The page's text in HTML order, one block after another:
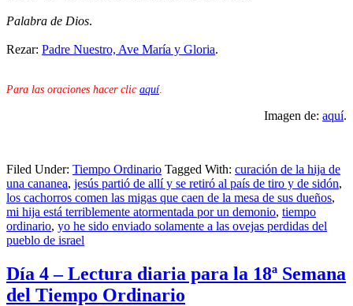
Palabra de Dios.
Rezar: Padre Nuestro, Ave María y Gloria.
Para las oraciones hacer clic aquí.
Imagen de: aquí.
Filed Under: Tiempo Ordinario Tagged With: curación de la hija de
una cananea, jesús partió de allí y se retiró al país de tiro y de sidón,
los cachorros comen las migas que caen de la mesa de sus dueños,
mi hija está terriblemente atormentada por un demonio, tiempo
ordinario, yo he sido enviado solamente a las ovejas perdidas del
pueblo de israel
Día 4 – Lectura diaria para la 18ª Semana
del Tiempo Ordinario